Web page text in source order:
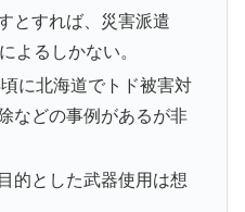
とすれば、災害派遣
よるしかない。
に北海道でトド被害対
などの事例があるが非
的とした武器使用は想